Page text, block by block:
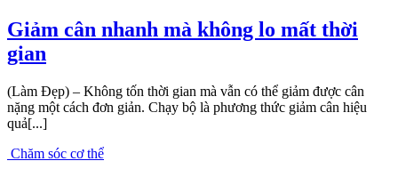
Giảm cân nhanh mà không lo mất thời
gian
(Làm Đẹp) – Không tốn thời gian mà vẫn có thể giảm được cân
nặng một cách đơn giản. Chạy bộ là phương thức giảm cân hiệu
quả[...]
Chăm sóc cơ thể